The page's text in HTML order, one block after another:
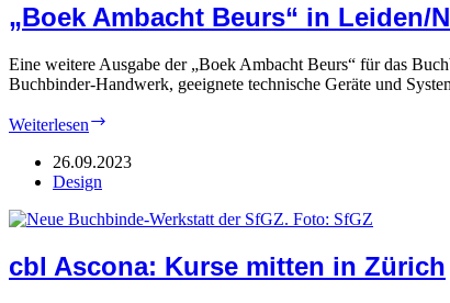
„Boek Ambacht Beurs“ in Leiden/
Eine weitere Ausgabe der „Boek Ambacht Beurs“ für das
Buchbinder-Handwerk, geeignete technische Geräte und
Weiterlesen
Beurs“
26.09.2023
Design
cbl Ascona: Kurse mitten in Zürich